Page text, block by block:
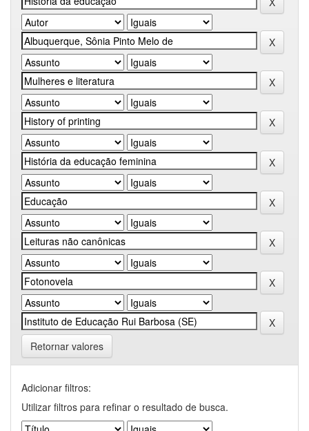
Retornar valores
Adicionar filtros:
Utilizar filtros para refinar o resultado de busca.